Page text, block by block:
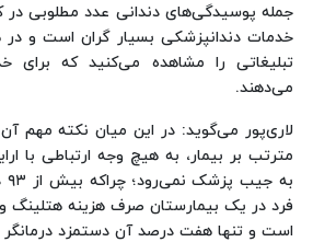
جمله پوسیدگی‌های دندانی عدد مطلوبی در
خدمات دندانپزشکی بسیار گران است و در
تبلیغاتی را مشاهده می‌کنید که برای
می‌دهند.
لاری‌پور می‌گوید: در این میان نکته مهم
مترتب بر بیمار، به هیچ وجه ارتباطی با
فرد در یک بیمارستان صرف هزینه هتلینگ
است و تنها هفت درصد آن دستمزد